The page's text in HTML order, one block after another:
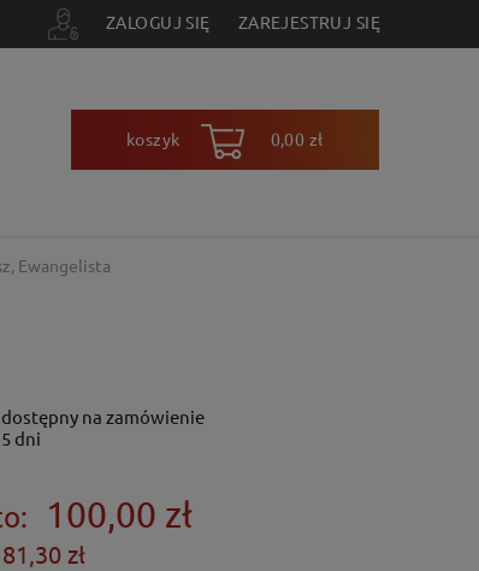
ZALOGUJ SIĘ ZAREJESTRUJ SIĘ
koszyk 0,00 zł
Ewangelista
dostępny na zamówienie
5 dni
100,00 zł
81,30 zł